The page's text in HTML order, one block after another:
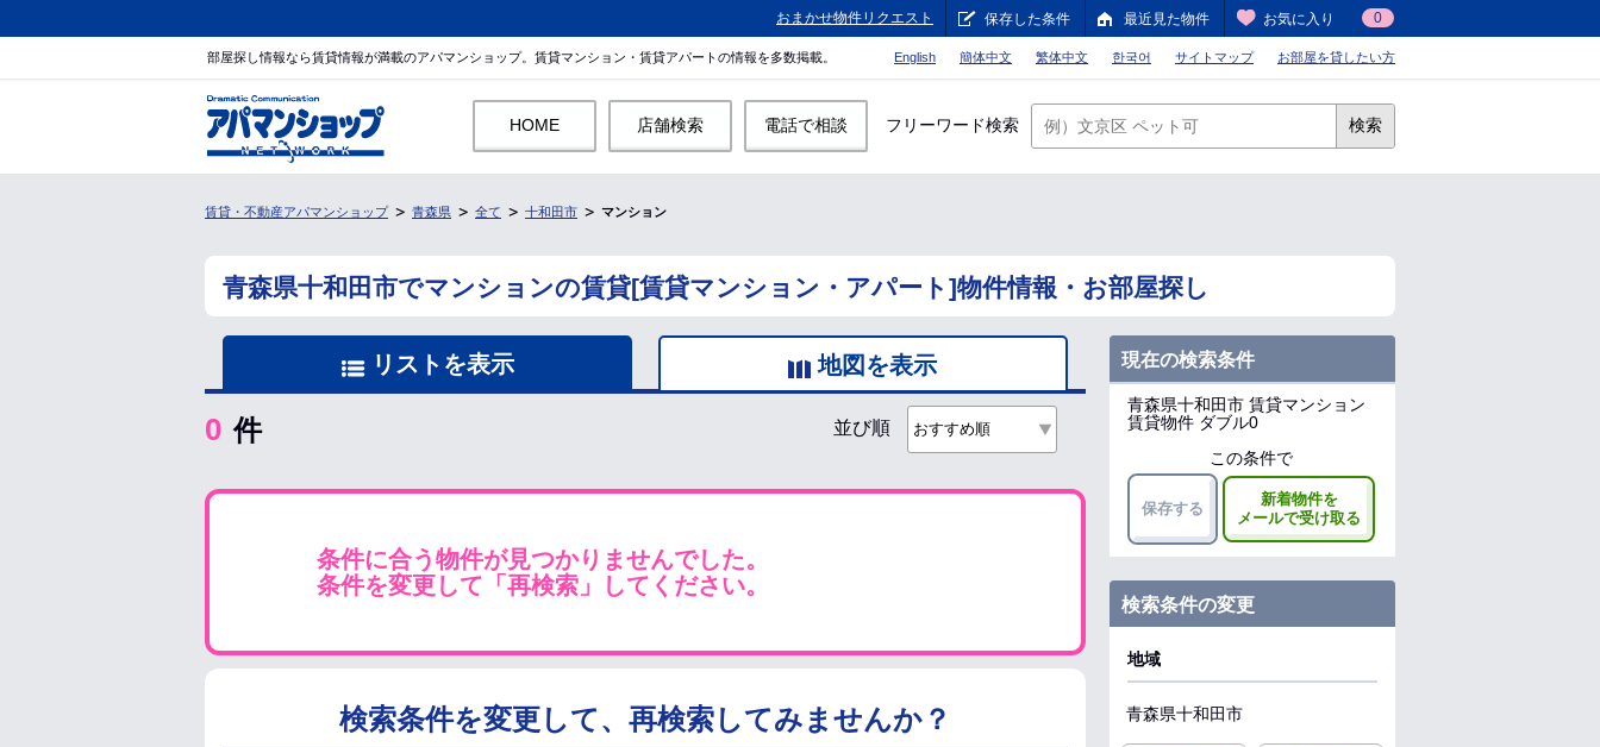
おまかせ物件リクエスト 保存した条件 最近見た物件 お気に入り 0
部屋探し情報なら賃貸情報が満載のアパマンショップ。賃貸マンション・賃貸アパートの情報を多数掲載。 English 簡体中文 繁体中文 한국어 サイトマップ お部屋を貸したい方
HOME 店舗検索 電話で相談 フリーワード検索 検索
賃貸・不動産アパマンショップ 青森県 全て 十和田市 マンション
青森県十和田市でマンションの賃貸[賃貸マンション・アパート]物件情報・お部屋探し
リストを表示 地図を表示
0 件 並び順
条件に合う物件が見つかりませんでした。
条件を変更して「再検索」してください。
検索条件を変更して、再検索してみませんか？
現在の検索条件
青森県十和田市 賃貸マンション
賃貸物件 ダブル0
この条件で
保存する
新着物件を
メールで受け取る
検索条件の変更
地域
青森県十和田市